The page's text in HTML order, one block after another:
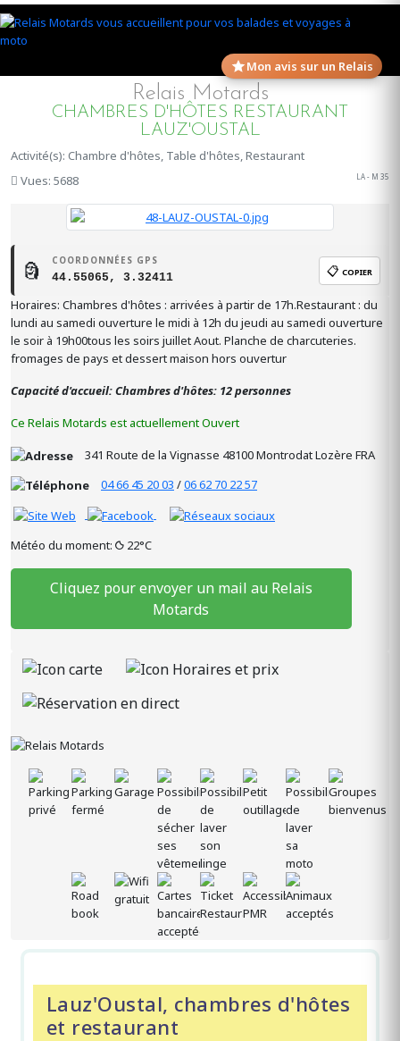
Mon avis sur un Relais
Relais Motards
CHAMBRES D'HÔTES RESTAURANT
LAUZ'OUSTAL
Activité(s): Chambre d'hôtes, Table d'hôtes, Restaurant
Vues: 5688
LA - M 35
🗿 COORDONNÉES GPS
44.55065, 3.32411 📋 COPIER
Horaires: Chambres d'hôtes : arrivées à partir de 17h.Restaurant : du
lundi au samedi ouverture le midi à 12h du jeudi au samedi ouverture
le soir à 19h00tous les soirs juillet Aout. Planche de charcuteries.
fromages de pays et dessert maison hors ouvertur
Capacité d'accueil: Chambres d'hôtes: 12 personnes
Ce Relais Motards est actuellement Ouvert
341 Route de la Vignasse 48100MontrodatLozère FRA
04 66 45 20 03 /06 62 70 22 57
Météo du moment: 22°C
Cliquez pour envoyer un mail au Relais
Motards
Lauz'Oustal, chambres d'hôtes
et restaurant